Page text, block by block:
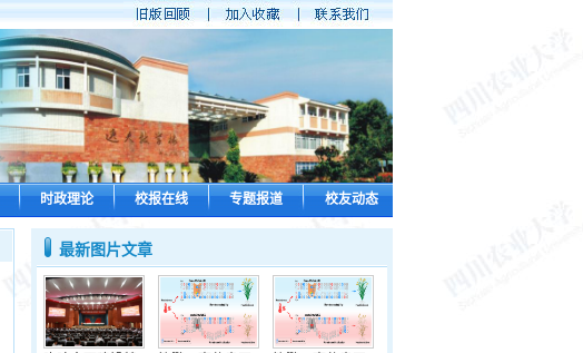
时政理论 校报在线 专题报道 校友动态
最新图片文章